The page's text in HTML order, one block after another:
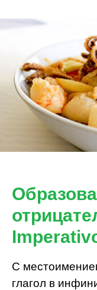
С
глагол в